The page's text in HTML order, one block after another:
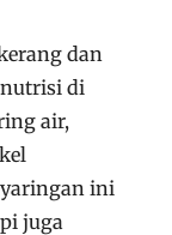
dan
di
air,
ini
juga